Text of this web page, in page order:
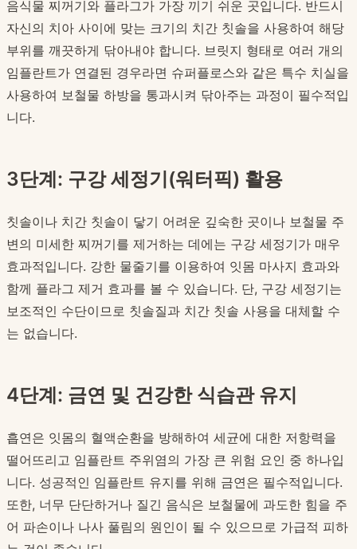
음식물 찌꺼기와 플라그가 가장 끼기 쉬운 곳입니다. 반드시
자신의 치아 사이에 맞는 크기의 치간 칫솔을 사용하여 해당
부위를 깨끗하게 닦아내야 합니다. 브릿지 형태로 여러 개의
임플란트가 연결된 경우라면 슈퍼플로스와 같은 특수 치실을
사용하여 보철물 하방을 통과시켜 닦아주는 과정이 필수적입
니다.
3단계: 구강 세정기(워터픽) 활용
칫솔이나 치간 칫솔이 닿기 어려운 깊숙한 곳이나 보철물 주
변의 미세한 찌꺼기를 제거하는 데에는 구강 세정기가 매우
효과적입니다. 강한 물줄기를 이용하여 잇몸 마사지 효과와
함께 플라그 제거 효과를 볼 수 있습니다. 단, 구강 세정기는
보조적인 수단이므로 칫솔질과 치간 칫솔 사용을 대체할 수
는 없습니다.
4단계: 금연 및 건강한 식습관 유지
흡연은 잇몸의 혈액순환을 방해하여 세균에 대한 저항력을
떨어뜨리고 임플란트 주위염의 가장 큰 위험 요인 중 하나입
니다. 성공적인 임플란트 유지를 위해 금연은 필수적입니다.
또한, 너무 단단하거나 질긴 음식은 보철물에 과도한 힘을 주
어 파손이나 나사 풀림의 원인이 될 수 있으므로 가급적 피하